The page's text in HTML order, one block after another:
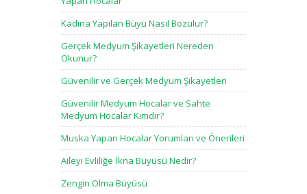
Kadına Yapılan Büyü Nasıl Bozulur?
Gerçek Medyum Şikayetleri Nereden
Okunur?
Güvenilir ve Gerçek Medyum Şikayetleri
Güvenilir Medyum Hocalar ve Sahte
Medyum Hocalar Kimdir?
Muska Yapan Hocalar Yorumları ve Önerileri
Aileyi Evliliğe İkna Büyüsü Nedir?
Zengin Olma Büyüsü